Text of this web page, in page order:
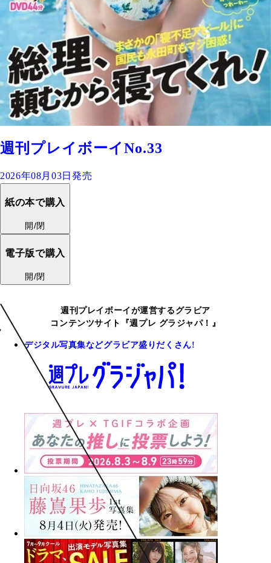
週刊プレイボーイNo.33
2026年08月03日発売
紙の本で購入
開/閉
電子版で購入
開/閉
週刊プレイボーイが運営するグラビア
コンテンツサイト『週プレ グラジャパ！』
デジタル写真集などグラビア盛りだくさん!